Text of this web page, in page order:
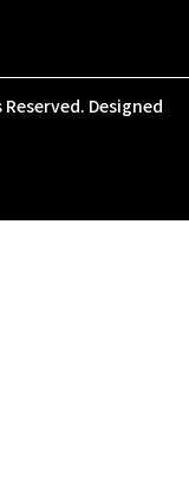
Designed